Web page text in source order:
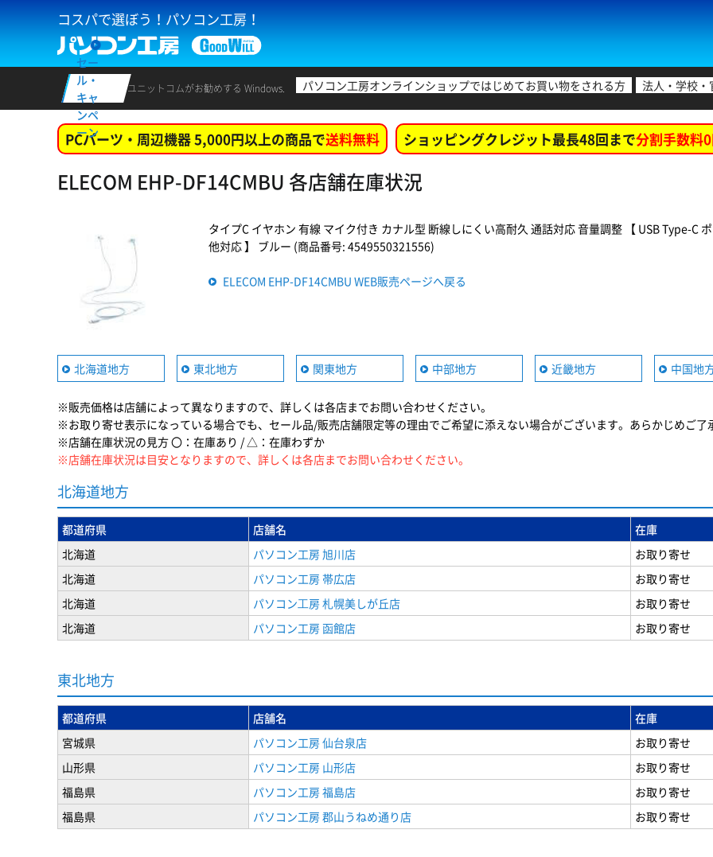
コスパで選ぼう！パソコン工房！
セー
ル・
キャ
ンペ
ーン
ユニットコムがお勧めする Windows. パソコン工房オンラインショップではじめてお買い物をされる方 法人・学校
PCパーツ・周辺機器 5,000円以上の商品で送料無料 ショッピングクレジット最長48回まで分割手数料
ELECOM EHP-DF14CMBU 各店舗在庫状況
タイプC イヤホン 有線 マイク付き カナル型 断線しにくい高耐久 通話対応 音量調整 【 USB Type-
他対応 】 ブルー (商品番号: 4549550321556)
ELECOM EHP-DF14CMBU WEB販売ページへ戻る
北海道地方 東北地方 関東地方 中部地方 近畿地方 中国地
※販売価格は店舗によって異なりますので、詳しくは各店までお問い合わせください。
※お取り寄せ表示になっている場合でも、セール品/販売店舗限定等の理由でご希望に添えない場合がございます。あらかじめご了
※店舗在庫状況の見方 〇：在庫あり / △：在庫わずか
※店舗在庫状況は目安となりますので、詳しくは各店までお問い合わせください。
北海道地方
都道府県 店舗名
在庫
北海道
パソコン工房 旭川店
お取り寄せ
北海道
パソコン工房 帯広店
お取り寄せ
北海道
パソコン⼯房 札幌美しが丘店
お取り寄せ
北海道
パソコン工房 函館店 お取り寄せ
東北地方
都道府県 店舗名
在庫
宮城県
パソコン工房 仙台泉店
お取り寄せ
山形県
パソコン工房 山形店
お取り寄せ
福島県
パソコン工房 福島店
お取り寄せ
福島県
パソコン工房 郡山うねめ通り店 お取り寄せ